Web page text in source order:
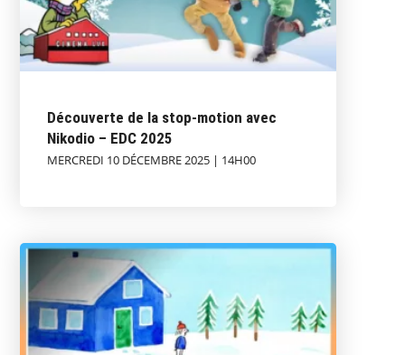
Découverte de la stop-motion avec
Nikodio – EDC 2025
MERCREDI 10 DÉCEMBRE 2025 | 14H00